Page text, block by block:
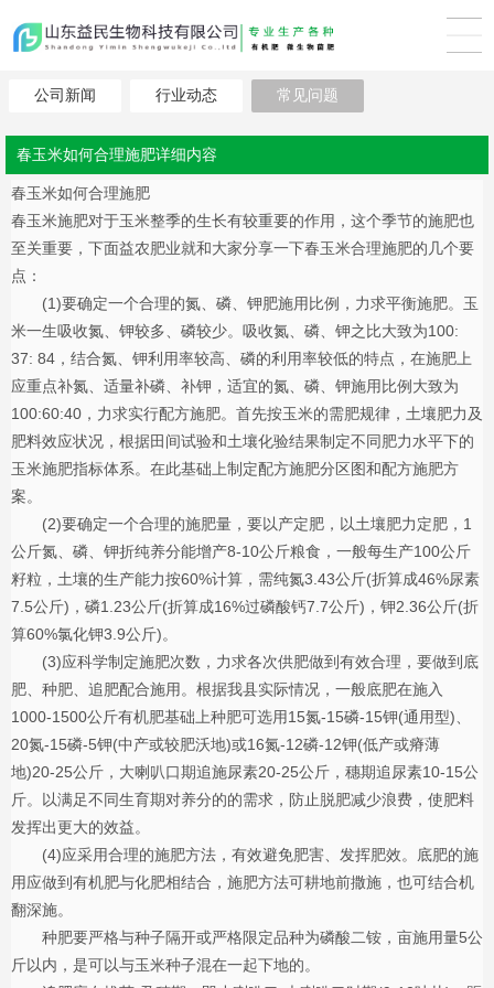
公司新闻 行业动态 常见问题
春玉米如何合理施肥详细内容
春玉米如何合理施肥
春玉米施肥对于玉米整季的生长有较重要的作用，这个季节的施肥也
至关重要，下面益农肥业就和大家分享一下春玉米合理施肥的几个要
点：
(1)要确定一个合理的氮、磷、钾肥施用比例，力求平衡施肥。玉
米一生吸收氮、钾较多、磷较少。吸收氮、磷、钾之比大致为100:
37: 84，结合氮、钾利用率较高、磷的利用率较低的特点，在施肥上
应重点补氮、适量补磷、补钾，适宜的氮、磷、钾施用比例大致为
100:60:40，力求实行配方施肥。首先按玉米的需肥规律，土壤肥力及
肥料效应状况，根据田间试验和土壤化验结果制定不同肥力水平下的
玉米施肥指标体系。在此基础上制定配方施肥分区图和配方施肥方
案。
(2)要确定一个合理的施肥量，要以产定肥，以土壤肥力定肥，1
公斤氮、磷、钾折纯养分能增产8-10公斤粮食，一般每生产100公斤
籽粒，土壤的生产能力按60%计算，需纯氮3.43公斤(折算成46%尿素
7.5公斤)，磷1.23公斤(折算成16%过磷酸钙7.7公斤)，钾2.36公斤(折
算60%氯化钾3.9公斤)。
(3)应科学制定施肥次数，力求各次供肥做到有效合理，要做到底
肥、种肥、追肥配合施用。根据我县实际情况，一般底肥在施入
1000-1500公斤有机肥基础上种肥可选用15氮-15磷-15钾(通用型)、
20氮-15磷-5钾(中产或较肥沃地)或16氮-12磷-12钾(低产或瘠薄
地)20-25公斤，大喇叭口期追施尿素20-25公斤，穗期追尿素10-15公
斤。以满足不同生育期对养分的的需求，防止脱肥减少浪费，使肥料
发挥出更大的效益。
(4)应采用合理的施肥方法，有效避免肥害、发挥肥效。底肥的施
用应做到有机肥与化肥相结合，施肥方法可耕地前撒施，也可结合机
翻深施。
种肥要严格与种子隔开或严格限定品种为磷酸二铵，亩施用量5公
斤以内，是可以与玉米种子混在一起下地的。